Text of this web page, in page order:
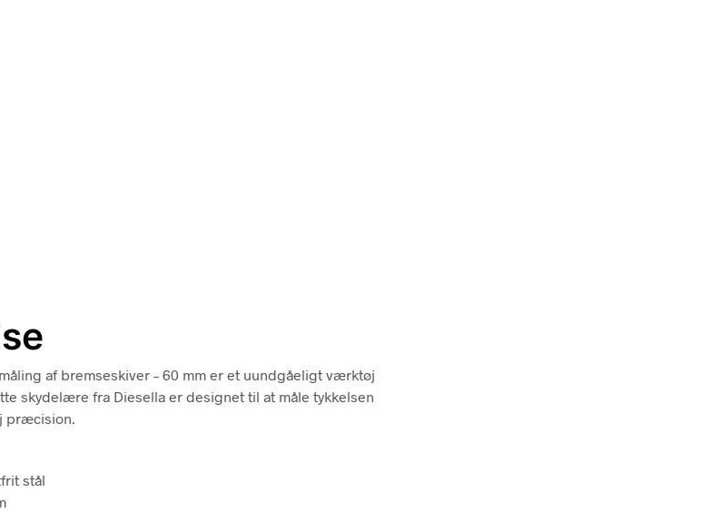
af bremseskiver – 60 mm er et uundgåeligt værktøj
skydelære fra Diesella er designet til at måle tykkelsen
præcision.
stål